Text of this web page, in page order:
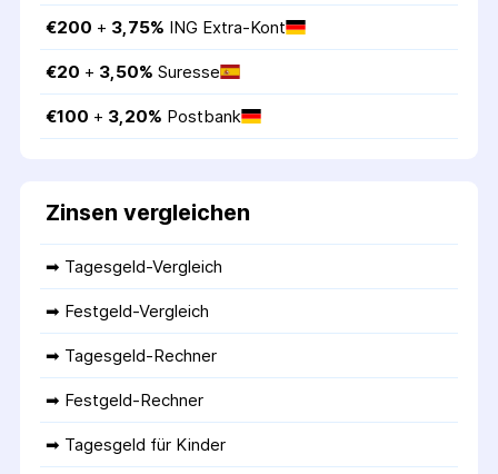
€200 + 3,75% ING Extra-Kont
€20 + 3,50% Suresse
€100 + 3,20% Postbank
Zinsen vergleichen
➡ Tagesgeld-Vergleich
➡ Festgeld-Vergleich
➡ Tagesgeld-Rechner
➡ Festgeld-Rechner
➡ Tagesgeld für Kinder